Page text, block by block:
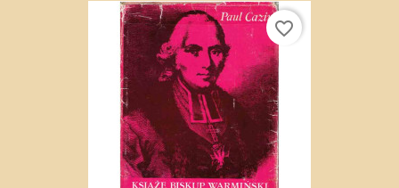
favorite_border